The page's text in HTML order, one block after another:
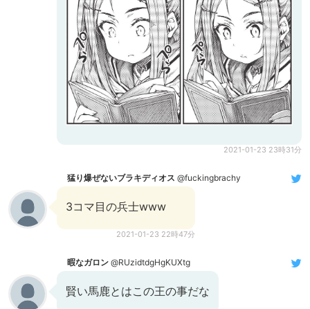
2021-01-23 23時31分
猛り爆ぜないブラキディオス @fuckingbrachy
3コマ目の兵士www
2021-01-23 22時47分
暇なガロン @RUzidtdgHgKUXtg
賢い馬鹿とはこの王の事だな